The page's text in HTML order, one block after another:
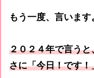
もう一度、言います
２０２４年で言う
さに「今日！です！